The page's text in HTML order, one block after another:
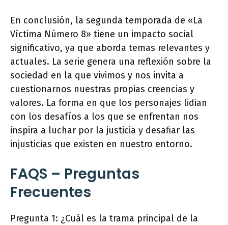
En conclusión, la segunda temporada de «La
Víctima Número 8» tiene un impacto social
significativo, ya que aborda temas relevantes y
actuales. La serie genera una reflexión sobre la
sociedad en la que vivimos y nos invita a
cuestionarnos nuestras propias creencias y
valores. La forma en que los personajes lidian
con los desafíos a los que se enfrentan nos
inspira a luchar por la justicia y desafiar las
injusticias que existen en nuestro entorno.
FAQS – Preguntas
Frecuentes
Pregunta 1: ¿Cuál es la trama principal de la